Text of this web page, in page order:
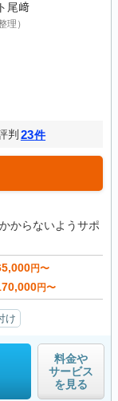
尾﨑
理）
判 23件
からないようサポ
円〜
円〜
け
料金や
サービス
を見る